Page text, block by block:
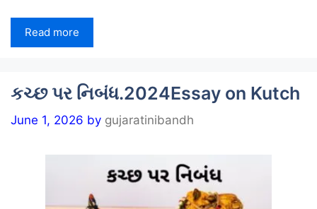
Read more
કચ્છ પર નિબંધ.2024Essay on Kutch
June 1, 2026 by gujaratinibandh